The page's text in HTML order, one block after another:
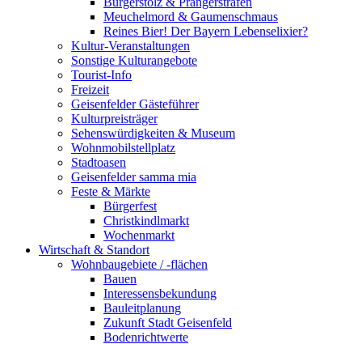
Meuchelmord & Gaumenschmaus
Reines Bier! Der Bayern Lebenselixier?
Kultur-Veranstaltungen
Sonstige Kulturangebote
Tourist-Info
Freizeit
Geisenfelder Gästeführer
Kulturpreisträger
Sehenswürdigkeiten & Museum
Wohnmobilstellplatz
Stadtoasen
Geisenfelder samma mia
Feste & Märkte
Bürgerfest
Christkindlmarkt
Wochenmarkt
Wirtschaft & Standort
Wohnbaugebiete / -flächen
Bauen
Interessensbekundung
Bauleitplanung
Zukunft Stadt Geisenfeld
Bodenrichtwerte